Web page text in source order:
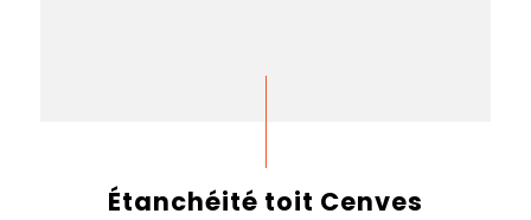
Étanchéité toit Cenves